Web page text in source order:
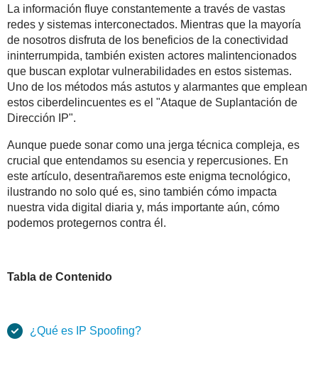
La información fluye constantemente a través de vastas
redes y sistemas interconectados. Mientras que la mayoría
de nosotros disfruta de los beneficios de la conectividad
ininterrumpida, también existen actores malintencionados
que buscan explotar vulnerabilidades en estos sistemas.
Uno de los métodos más astutos y alarmantes que emplean
estos ciberdelincuentes es el "Ataque de Suplantación de
Dirección IP".
Aunque puede sonar como una jerga técnica compleja, es
crucial que entendamos su esencia y repercusiones. En
este artículo, desentrañaremos este enigma tecnológico,
ilustrando no solo qué es, sino también cómo impacta
nuestra vida digital diaria y, más importante aún, cómo
podemos protegernos contra él.
Tabla de Contenido
¿Qué es IP Spoofing?